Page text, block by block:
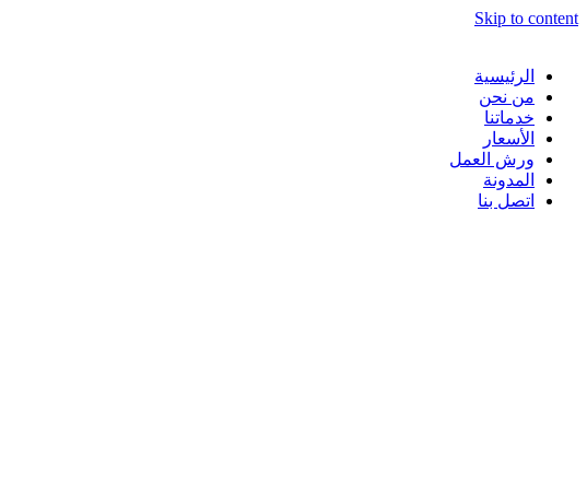
Skip to content
الرئيسية
من نحن
خدماتنا
الأسعار
ورش العمل
المدونة
اتصل بنا